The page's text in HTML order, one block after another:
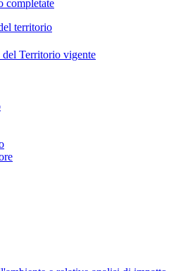
completate
territorio
Territorio vigente